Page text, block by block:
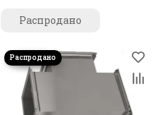
Распродано